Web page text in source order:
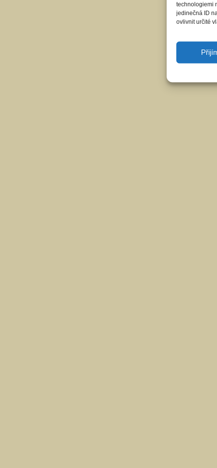
technologiemi
jedinečná ID
ovlivnit určité